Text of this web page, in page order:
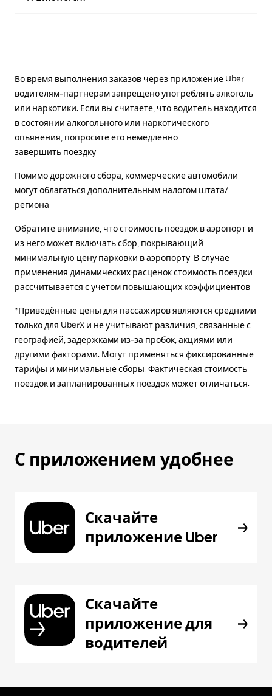
Во время выполнения заказов через приложение Uber
водителям-партнерам запрещено употреблять алкоголь
или наркотики. Если вы считаете, что водитель находится
в состоянии алкогольного или наркотического
опьянения, попросите его немедленно
завершить поездку.
Помимо дорожного сбора, коммерческие автомобили
могут облагаться дополнительным налогом штата/
региона.
Обратите внимание, что стоимость поездок в аэропорт и
из него может включать сбор, покрывающий
минимальную цену парковки в аэропорту. В случае
применения динамических расценок стоимость поездки
рассчитывается с учетом повышающих коэффициентов.
*Приведённые цены для пассажиров являются средними
только для UberX и не учитывают различия, связанные с
географией, задержками из-за пробок, акциями или
другими факторами. Могут применяться фиксированные
тарифы и минимальные сборы. Фактическая стоимость
поездок и запланированных поездок может отличаться.
С приложением удобнее
Скачайте
приложение Uber
Скачайте
приложение для
водителей